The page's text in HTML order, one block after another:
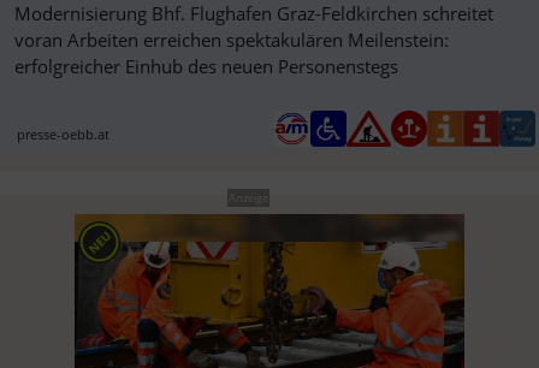
Modernisierung Bhf. Flughafen Graz-Feldkirchen schreitet
voran Arbeiten erreichen spektakulären Meilenstein:
erfolgreicher Einhub des neuen Personenstegs
presse-oebb.at
Anzeige